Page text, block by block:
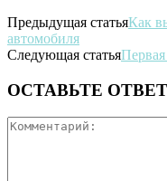
Предыдущая статьяКак
автомобиля
Следующая статья
ОСТАВЬТЕ ОТВЕТ